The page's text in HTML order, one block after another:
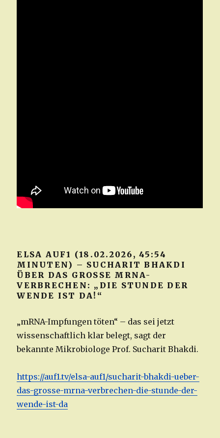
ELSA AUF1 (18.02.2026, 45:54
MINUTEN) – SUCHARIT BHAKDI
ÜBER DAS GROSSE MRNA-V
ERBRECHEN: „DIE STUNDE DER W
ENDE IST DA!“
„mRNA-Impfungen töten“ – das sei jetzt
wissenschaftlich klar belegt, sagt der
bekannte Mikrobiologe Prof. Sucharit Bhakdi.
https://auf1.tv/elsa-auf1/sucharit-bhakdi-ueber-
das-grosse-mrna-verbrechen-die-stunde-der-
wende-ist-da